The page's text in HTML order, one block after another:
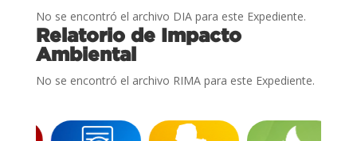
No se encontró el archivo DIA para este Expediente.
Relatorio de Impacto
Ambiental
No se encontró el archivo RIMA para este Expediente.